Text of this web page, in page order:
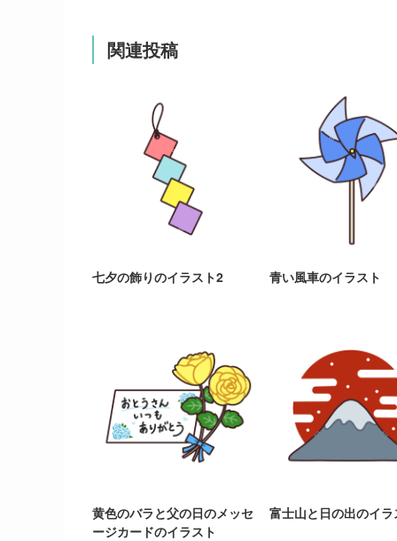
関連投稿
七夕の飾りのイラスト2 青い風車のイラスト
黄色のバラと父の日のメッセ
ージカードのイラスト
富士山と日の出のイラ